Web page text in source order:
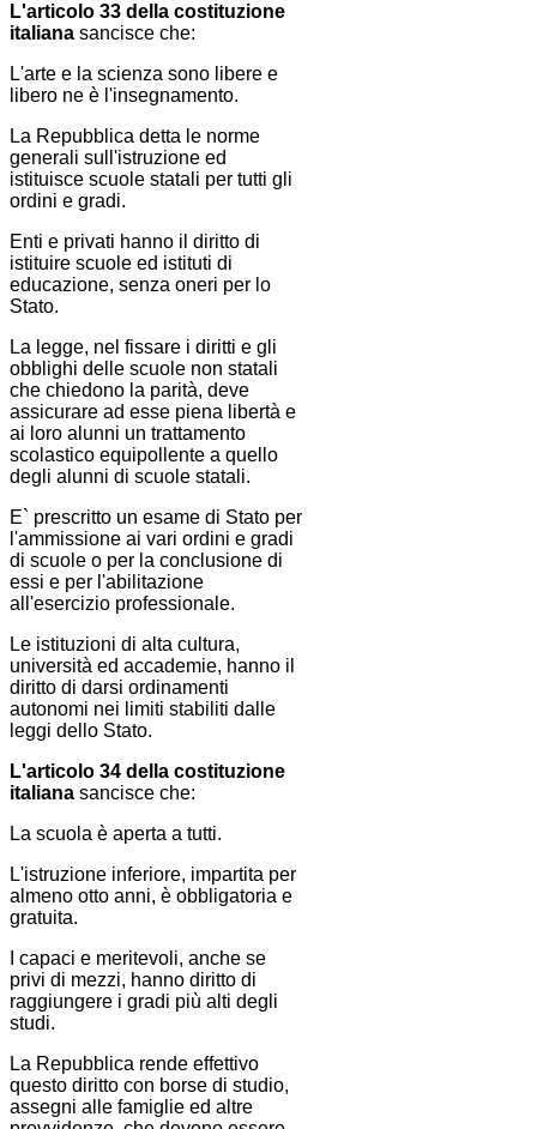
L'articolo 33 della costituzione
italiana sancisce che:
L'arte e la scienza sono libere e
libero ne è l'insegnamento.
La Repubblica detta le norme
generali sull'istruzione ed
istituisce scuole statali per tutti gli
ordini e gradi.
Enti e privati hanno il diritto di
istituire scuole ed istituti di
educazione, senza oneri per lo
Stato.
La legge, nel fissare i diritti e gli
obblighi delle scuole non statali
che chiedono la parità, deve
assicurare ad esse piena libertà e
ai loro alunni un trattamento
scolastico equipollente a quello
degli alunni di scuole statali.
E` prescritto un esame di Stato per
l'ammissione ai vari ordini e gradi
di scuole o per la conclusione di
essi e per l'abilitazione
all'esercizio professionale.
Le istituzioni di alta cultura,
università ed accademie, hanno il
diritto di darsi ordinamenti
autonomi nei limiti stabiliti dalle
leggi dello Stato.
L'articolo 34 della costituzione
italiana sancisce che:
La scuola è aperta a tutti.
L'istruzione inferiore, impartita per
almeno otto anni, è obbligatoria e
gratuita.
I capaci e meritevoli, anche se
privi di mezzi, hanno diritto di
raggiungere i gradi più alti degli
studi.
La Repubblica rende effettivo
questo diritto con borse di studio,
assegni alle famiglie ed altre